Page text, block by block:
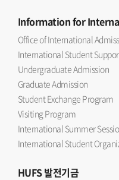
Informationfor
Office of International
International Student
Undergraduate Admission
Graduate Admission
Student Exchange Program
Visiting Program
International Summer
International Student
HUFS발전기금